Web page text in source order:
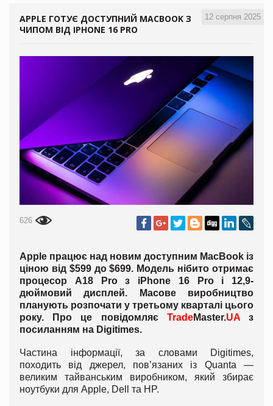
12 серпня 2025
APPLE ГОТУЄ ДОСТУПНИЙ MACBOOK З
ЧИПОМ ВІД IPHONE 16 PRO
626
Apple працює над новим доступним MacBook із
ціною від $599 до $699. Модель нібито отримає
процесор A18 Pro з iPhone 16 Pro і 12,9-
дюймовий дисплей. Масове виробництво
планують розпочати у третьому кварталі цього
року. Про це повідомляє TradeMaster.UAз
посиланням на Digitimes.
Частина інформації, за словами Digitimes,
походить від джерел, пов’язаних із Quanta —
великим тайванським виробником, який збирає
ноутбуки для Apple, Dell та HP.